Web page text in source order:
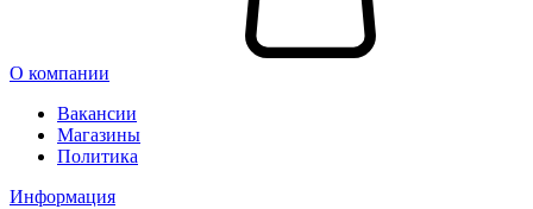
О компании
Вакансии
Магазины
Политика
Информация